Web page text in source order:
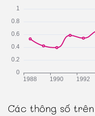
Các thông số